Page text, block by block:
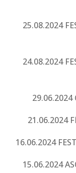
25.08.2024
24.08.2024
29.06.2024
21.06.2024
16.06.2024
15.06.2024